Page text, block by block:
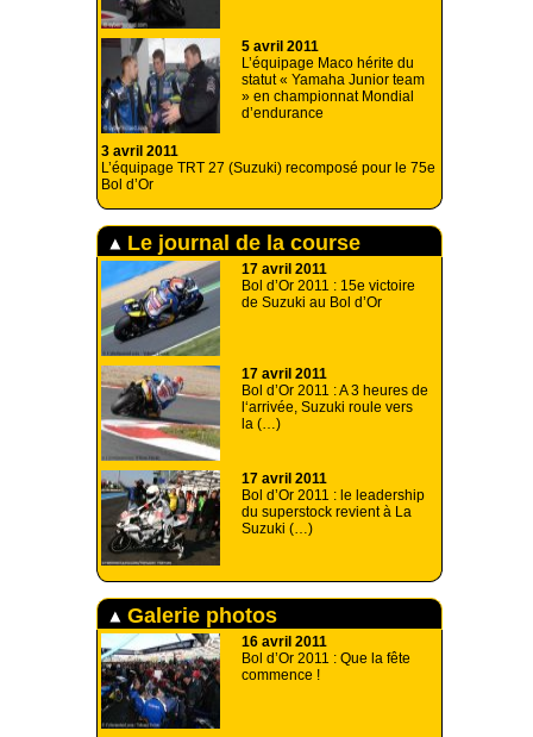
5 avril 2011
L’équipage Maco hérite du
statut « Yamaha Junior team
» en championnat Mondial
d’endurance
3 avril 2011
L’équipage TRT 27 (Suzuki) recomposé pour le 75e
Bol d’Or
Le journal de la course
17 avril 2011
Bol d’Or 2011 : 15e victoire
de Suzuki au Bol d’Or
17 avril 2011
Bol d’Or 2011 : A 3 heures de
l‘arrivée, Suzuki roule vers
la (…)
17 avril 2011
Bol d’Or 2011 : le leadership
du superstock revient à La
Suzuki (…)
Galerie photos
16 avril 2011
Bol d’Or 2011 : Que la fête
commence !